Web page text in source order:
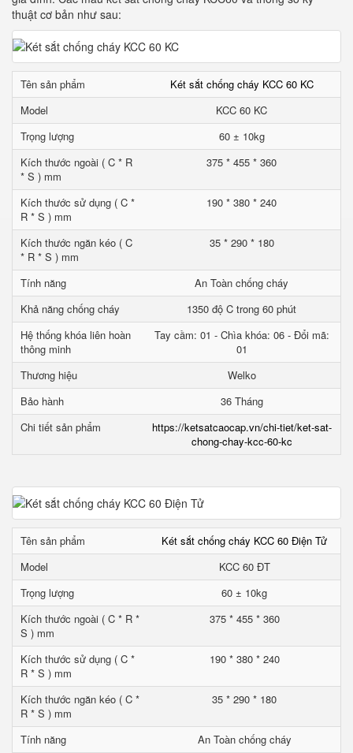
thuật cơ bản như sau:
Tên sản phẩm
Két sắt chống cháy KCC 60 KC
Model
KCC 60 KC
Trọng lượng
60 ± 10kg
Kích thước ngoài ( C * R
* S ) mm
375 * 455 * 360
Kích thước sử dụng ( C *
R * S ) mm
190 * 380 * 240
Kích thước ngăn kéo ( C
* R * S ) mm
35 * 290 * 180
Tính năng
An Toàn chống cháy
Khả năng chống cháy
1350 độ C trong 60 phút
Hệ thống khóa liên hoàn
thông minh
Tay cầm: 01 - Chìa khóa: 06 - Đổi mã:
01
Thương hiệu
Welko
Bảo hành
36 Tháng
Chi tiết sản phẩm
https://ketsatcaocap.vn/chi-tiet/ket-sat-
chong-chay-kcc-60-kc
Tên sản phẩm
Két sắt chống cháy KCC 60 Điện Tử
Model
KCC 60 ĐT
Trọng lượng
60 ± 10kg
Kích thước ngoài ( C * R *
S ) mm
375 * 455 * 360
Kích thước sử dụng ( C *
R * S ) mm
190 * 380 * 240
Kích thước ngăn kéo ( C *
R * S ) mm
35 * 290 * 180
Tính năng
An Toàn chống cháy